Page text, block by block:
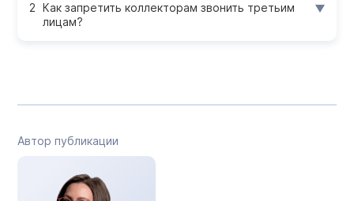
Как запретить коллекторам звонить третьим
лицам?
Автор публикации